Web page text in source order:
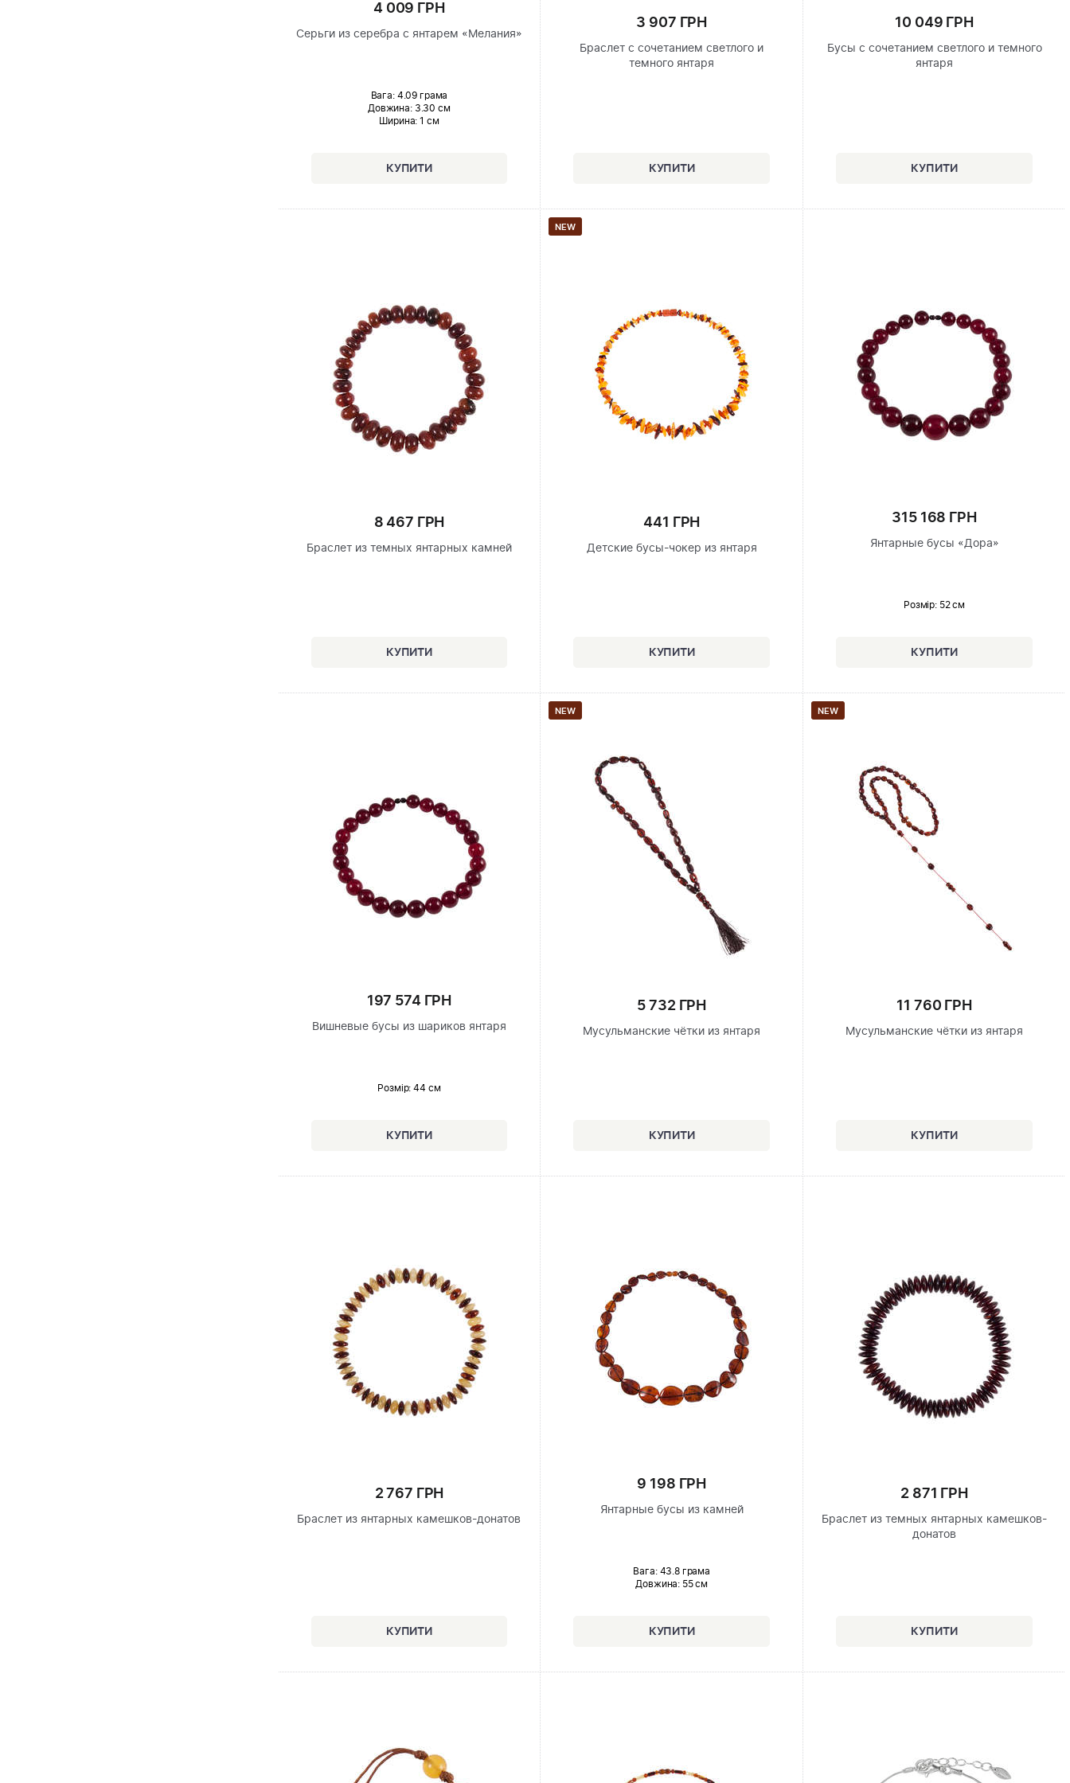
4 009 ГРН
Серьги из серебра с янтарем «Мелания»
Вага: 4.09 грама
Довжина:3.30 см
Ширина: 1 см
3 907 ГРН
Браслет с сочетанием светлого и
темного янтаря
10 049 ГРН
Бусы с сочетанием светлого и темного
янтаря
8 467 ГРН
Браслет из темных янтарных камней
NEW
441 ГРН
Детские бусы-чокер из янтаря
315 168 ГРН
Янтарные бусы «Дора»
Розмір: 52 см
197 574 ГРН
Вишневые бусы из шариков янтаря
Розмір: 44 см
NEW
5 732 ГРН
Мусульманские чётки из янтаря
NEW
11 760 ГРН
Мусульманские чётки из янтаря
2 767 ГРН
Браслет из янтарных камешков-донатов
9 198 ГРН
Янтарные бусы из камней
Вага: 43.8 грама
Довжина: 55 см
2 871 ГРН
Браслет из темных янтарных камешков-
донатов